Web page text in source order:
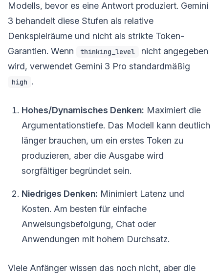
Modells, bevor es eine Antwort produziert. Gemini
3 behandelt diese Stufen als relative
Denkspielräume und nicht als strikte Token-
Garantien. Wenn
thinking_level
nicht angegeben
wird, verwendet Gemini 3 Pro standardmäßig
high .
Hohes/Dynamisches Denken: Maximiert die
Argumentationstiefe. Das Modell kann deutlich
länger brauchen, um ein erstes Token zu
produzieren, aber die Ausgabe wird
sorgfältiger begründet sein.
Niedriges Denken: Minimiert Latenz und
Kosten. Am besten für einfache
Anweisungsbefolgung, Chat oder
Anwendungen mit hohem Durchsatz.
Viele Anfänger wissen das noch nicht, aber die